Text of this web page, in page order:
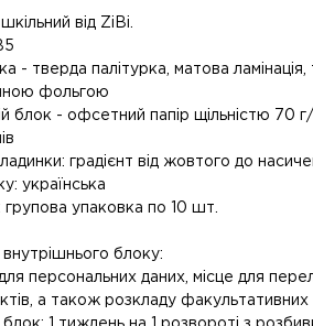
від ZiBi.
- тверда палітурка, матова
фольгою
блок - офсетний папір щільністю 70
градієнт від жовтого до
українська
групова упаковка по 10 шт.
блоку:
персональних даних, місце для
а також розкладу факультативних